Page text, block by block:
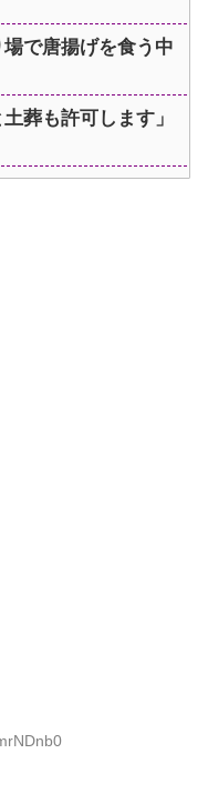
場で唐揚げを食う中
葬も許可します」